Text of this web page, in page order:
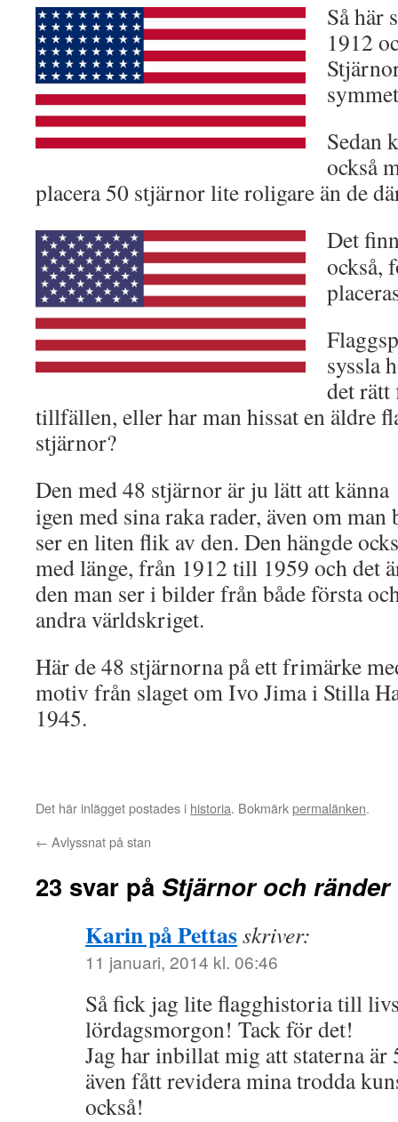
Så här
1912
Sedan
också
placera 50 stjärnor lite roligare än de
Det
också,
syssla
det
tillfällen, eller har man hissat en äldre
stjärnor?
Den med 48 stjärnor är ju lätt att känna
igen med sina raka rader, även om man
ser en liten flik av den. Den hängde
med länge, från 1912 till 1959 och det
den man ser i bilder från både första
andra världskriget.
Här de 48 stjärnorna på ett frimärke
motiv från slaget om Ivo Jima i Stilla
1945.
Det här inlägget postades i historia. Bokmärkpermalänken.
← Avlyssnat på stan
23 svar på Stjärnor och ränder
Karin på Pettasskriver:
11 januari, 2014 kl. 06:46
Så fick jag lite flagghistoria till
lördagsmorgon! Tack för det!
Jag har inbillat mig att staterna är
även fått revidera mina trodda
också!